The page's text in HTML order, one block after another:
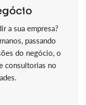
a sua empresa?
passando
do negócio, o
consultorias no